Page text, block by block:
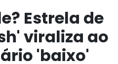
Estrela de
viraliza ao
'baixo'